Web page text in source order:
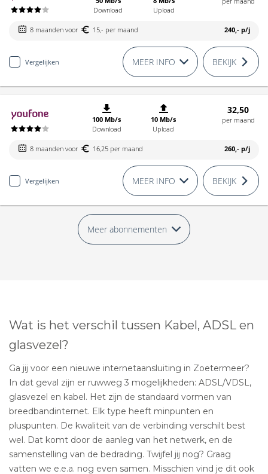
Download
Upload
8 maanden voor 15,- per maand 240,- p/j
Vergelijken MEER INFO BEKIJK
100 Mb/s
Download
10 Mb/s
Upload
32,50
per maand
8 maanden voor 16,25 per maand 260,- p/j
Vergelijken MEER INFO BEKIJK
Meer abonnementen
Wat is het verschil tussen Kabel, ADSL en
glasvezel?
Ga jij voor een nieuwe internetaansluiting in Zoetermeer?
In dat geval zijn er ruwweg 3 mogelijkheden: ADSL/VDSL,
glasvezel en kabel. Het zijn de standaard vormen van
breedbandinternet. Elk type heeft minpunten en
pluspunten. De kwaliteit van de verbinding verschilt best
wel. Dat komt door de aanleg van het netwerk, en de
samenstelling van de bedrading. Twijfel jij nog? Graag
vatten we e.e.a. nog even samen. Misschien vind je dit ook